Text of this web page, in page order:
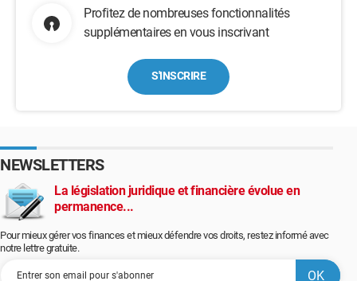
Profitez de nombreuses fonctionnalités
supplémentaires en vous inscrivant
S'INSCRIRE
NEWSLETTERS
La législation juridique et financière évolue en
permanence...
Pour mieux gérer vos finances et mieux défendre vos droits, restez informé avec
notre lettre gratuite.